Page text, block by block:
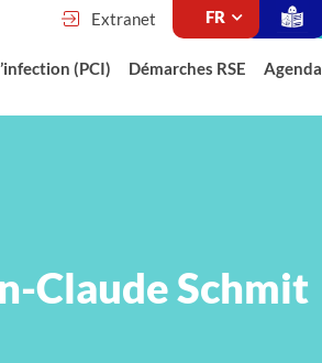
Extranet
(PCI) Démarches RSE Agenda
Claude Schmit